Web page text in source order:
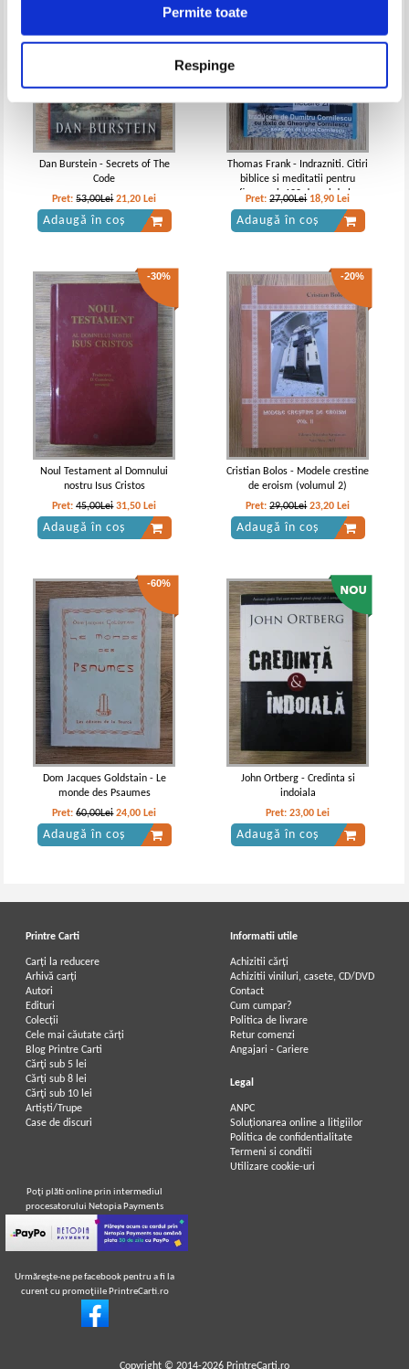
Permite toate
Respinge
Dan Burstein - Secrets of The
Code
Pret:53,00Lei 21,20 Lei
Adaugă în coș
Thomas Frank - Indrazniti. Citiri
biblice si meditatii pentru
fiecare zi. 100 de ani de la
traducerea editiei princeps a
Bibliei
Pret:27,00Lei 18,90 Lei
Adaugă în coș
-30%
Noul Testament al Domnului
nostru Isus Cristos
Pret:45,00Lei 31,50 Lei
Adaugă în coș
-20%
Cristian Bolos - Modele crestine
de eroism (volumul 2)
Pret:29,00Lei 23,20 Lei
Adaugă în coș
-60%
Dom Jacques Goldstain - Le
monde des Psaumes
Pret:60,00Lei 24,00 Lei
Adaugă în coș
John Ortberg - Credinta si
indoiala
Pret:23,00 Lei
Adaugă în coș
Printre Carti
Carți la reducere
Arhivă carți
Autori
Edituri
Colecții
Cele mai căutate cărți
Blog Printre Carti
Cărţi sub 5 lei
Cărţi sub 8 lei
Cărţi sub 10 lei
Artiști/Trupe
Case de discuri
Informatii utile
Achizitii cărți
Achizitii viniluri, casete, CD/DVD
Contact
Cum cumpar?
Politica de livrare
Retur comenzi
Angajari - Cariere
Legal
ANPC
Soluționarea online a litigiilor
Politica de confidentialitate
Termeni si conditii
Utilizare cookie-uri
Poţi plăti online prin intermediul
procesatorului Netopia Payments
Urmăreşte-ne pe facebook pentru a fi la
curent cu promoţiile PrintreCarti.ro
Copyright © 2014-2026 PrintreCarti.ro